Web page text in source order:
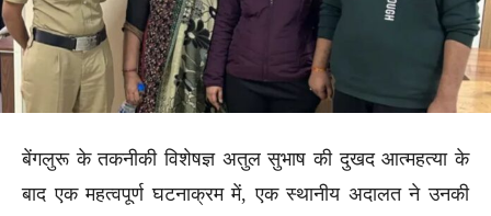
बेंगलुरू के तकनीकी विशेषज्ञ अतुल सुभाष की दुखद आत्महत्या के
बाद एक महत्वपूर्ण घटनाक्रम में, एक स्थानीय अदालत ने उनकी